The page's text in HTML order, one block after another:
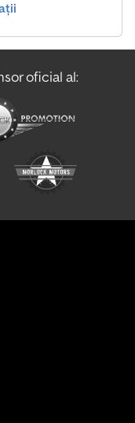
Agricultură
oficial al: